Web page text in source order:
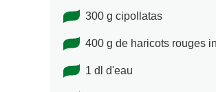
300 g cipollatas
400 g de haricots rouges
1 dl d'eau